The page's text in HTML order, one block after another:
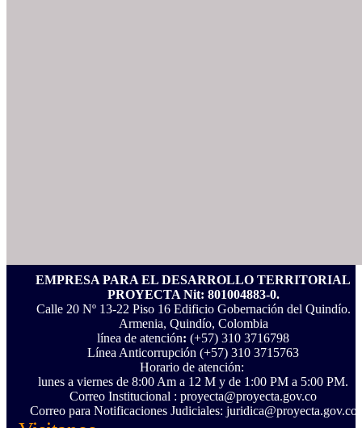
EMPRESA PARA EL DESARROLLO TERRITORIAL
PROYECTA Nit: 801004883-0.
Calle 20 Nº 13-22 Piso 16 Edificio Gobernación del Quindío.
Armenia, Quindío, Colombia
línea de atención: (+57) 310 3716798
Línea Anticorrupción ‪(+57) 310 3715763‬
Horario de atención:
lunes a viernes de 8:00 Am a 12 M y de 1:00 PM a 5:00 PM.
Correo Institucional : proyecta@proyecta.gov.co
Correo para Notificaciones Judiciales: juridica@proyecta.gov.co